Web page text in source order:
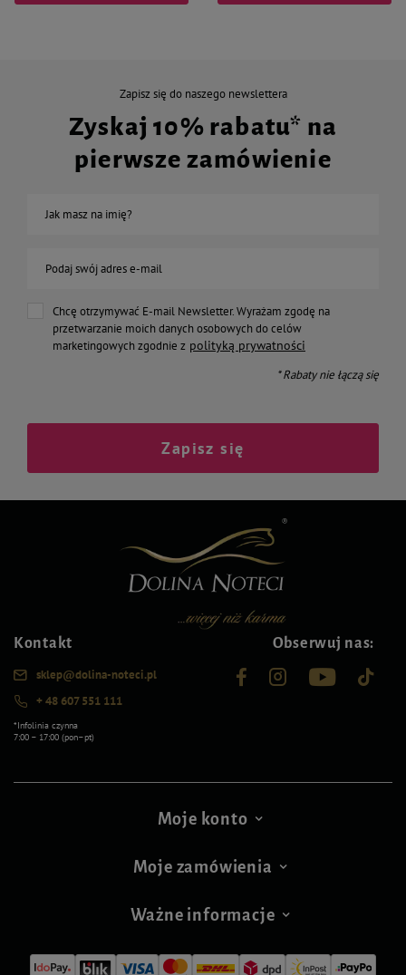
Zapisz się do naszego newslettera
Zyskaj 10% rabatu* na
pierwsze zamówienie
Jak masz na imię?
Podaj swój adres e-mail
Chcę otrzymywać E-mail Newsletter. Wyrażam zgodę na
przetwarzanie moich danych osobowych do celów
marketingowych zgodnie z polityką prywatności
* Rabaty nie łączą się
Zapisz się
Kontakt
sklep@dolina-noteci.pl
+ 48 607 551 111
*Infolinia czynna
7:00 – 17:00 (pon–pt)
Obserwuj nas:
Moje konto
Moje zamówienia
Ważne informacje